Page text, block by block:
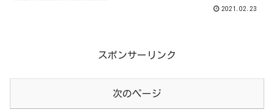
2021.02.23
スポンサーリンク
次のページ